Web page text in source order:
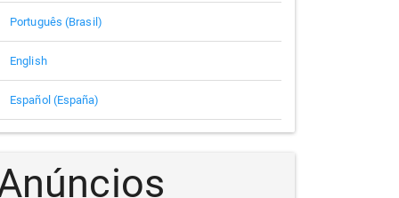
Português (Brasil)
English
Español (España)